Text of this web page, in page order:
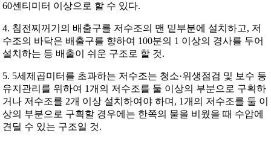
60센티미터 이상으로 할 수 있다.
4. 침전찌꺼기의 배출구를 저수조의 맨 밑부분에 설치하고, 저
수조의 바닥은 배출구를 향하여 100분의 1 이상의 경사를 두어
설치하는 등 배출이 쉬운 구조로 할 것.
5. 5세제곱미터를 초과하는 저수조는 청소·위생점검 및 보수 등
유지관리를 위하여 1개의 저수조를 둘 이상의 부분으로 구획하
거나 저수조를 2개 이상 설치하여야 하며, 1개의 저수조를 둘 이
상의 부분으로 구획할 경우에는 한쪽의 물을 비웠을 때 수압에
견딜 수 있는 구조일 것.